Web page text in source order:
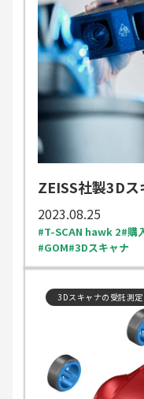
ZEISS社製3D
2023.08.25
T-SCAN hawk 2 購
GOM 3Dスキャナ
3Dスキャナの受託測定